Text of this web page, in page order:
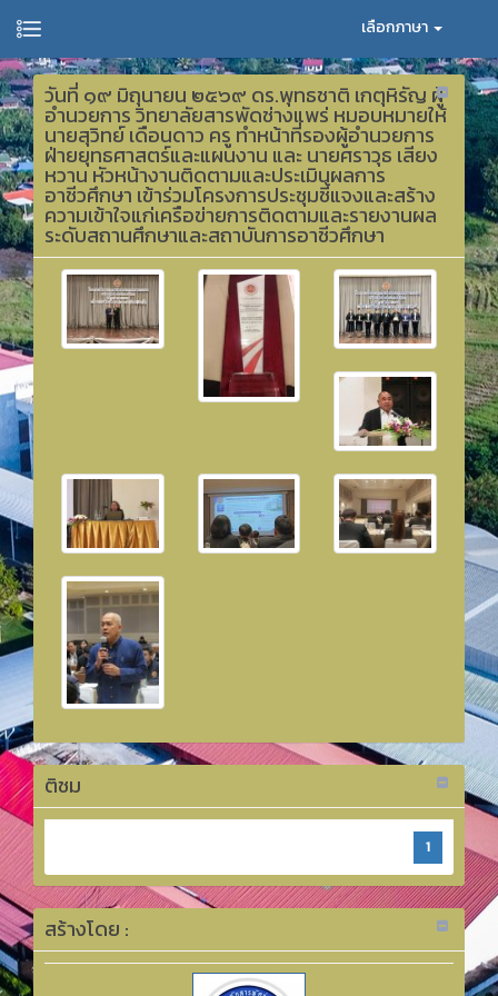
เลือกภาษา
วันที่ ๑๙ มิถุนายน ๒๕๖๙ ดร.พุทธชาติ เกตุหิรัญ ผู้
อำนวยการ วิทยาลัยสารพัดช่างแพร่ หมอบหมายให้
นายสุวิทย์ เดือนดาว ครู ทำหน้าที่รองผู้อำนวยการ
ฝ่ายยุทธศาสตร์และแผนงาน และ นายศราวุธ เสียง
หวาน หัวหน้างานติดตามและประเมินผลการ
อาชีวศึกษา เข้าร่วมโครงการประชุมชี้แจงและสร้าง
ความเข้าใจแก่เครือข่ายการติดตามและรายงานผล
ระดับสถานศึกษาและสถาบันการอาชีวศึกษา
ติชม
1
สร้างโดย :